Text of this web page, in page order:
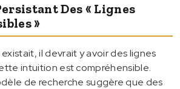
Des « Lignes
»
il devrait y avoir des lignes
intuition est compréhensible.
de recherche suggère que des